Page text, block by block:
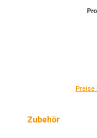
Preise
Produktgalerie
Zubehör